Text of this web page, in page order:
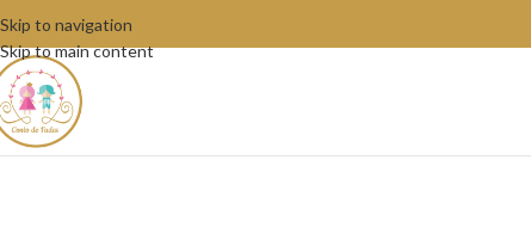
Skip to navigation
Skip to main content